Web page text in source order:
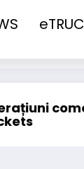
în
și